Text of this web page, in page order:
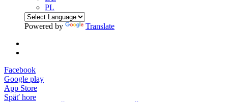
PL
Powered by Translate
Facebook
Google play
App Store
Späť hore